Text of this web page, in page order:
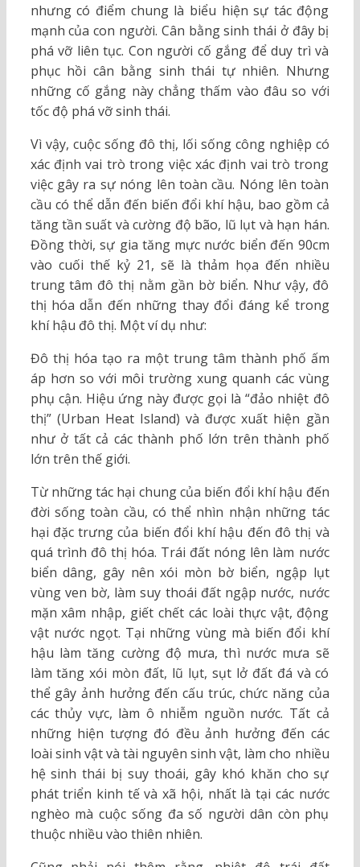
nhưng có điểm chung là biểu hiện sự tác động
mạnh của con người. Cân bằng sinh thái ở đây bị
phá vỡ liên tục. Con người cố gắng để duy trì và
phục hồi cân bằng sinh thái tự nhiên. Nhưng
những cố gắng này chẳng thấm vào đâu so với
tốc độ phá vỡ sinh thái.
Vì vậy, cuộc sống đô thị, lối sống công nghiệp có
xác định vai trò trong việc xác định vai trò trong
việc gây ra sự nóng lên toàn cầu. Nóng lên toàn
cầu có thể dẫn đến biến đổi khí hậu, bao gồm cả
tăng tần suất và cường độ bão, lũ lụt và hạn hán.
Đồng thời, sự gia tăng mực nước biển đến 90cm
vào cuối thế kỷ 21, sẽ là thảm họa đến nhiều
trung tâm đô thị nằm gần bờ biển. Như vậy, đô
thị hóa dẫn đến những thay đổi đáng kể trong
khí hậu đô thị. Một ví dụ như:
Đô thị hóa tạo ra một trung tâm thành phố ấm
áp hơn so với môi trường xung quanh các vùng
phụ cận. Hiệu ứng này được gọi là “đảo nhiệt đô
thị” (Urban Heat Island) và được xuất hiện gần
như ở tất cả các thành phố lớn trên thành phố
lớn trên thế giới.
Từ những tác hại chung của biến đổi khí hậu đến
đời sống toàn cầu, có thể nhìn nhận những tác
hại đặc trưng của biến đổi khí hậu đến đô thị và
quá trình đô thị hóa. Trái đất nóng lên làm nước
biển dâng, gây nên xói mòn bờ biển, ngập lụt
vùng ven bờ, làm suy thoái đất ngập nước, nước
mặn xâm nhập, giết chết các loài thực vật, động
vật nước ngọt. Tại những vùng mà biến đổi khí
hậu làm tăng cường độ mưa, thì nước mưa sẽ
làm tăng xói mòn đất, lũ lụt, sụt lở đất đá và có
thể gây ảnh hưởng đến cấu trúc, chức năng của
các thủy vực, làm ô nhiễm nguồn nước. Tất cả
những hiện tượng đó đều ảnh hưởng đến các
loài sinh vật và tài nguyên sinh vật, làm cho nhiều
hệ sinh thái bị suy thoái, gây khó khăn cho sự
phát triển kinh tế và xã hội, nhất là tại các nước
nghèo mà cuộc sống đa số người dân còn phụ
thuộc nhiều vào thiên nhiên.